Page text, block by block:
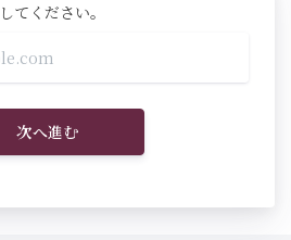
てください。
次へ進む